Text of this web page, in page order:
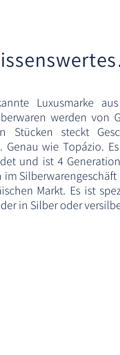
Luxusmarke
werden von
Stücken steckt
Genau wie Topázio.
und ist 4
Markt. Es ist
in Silber oder